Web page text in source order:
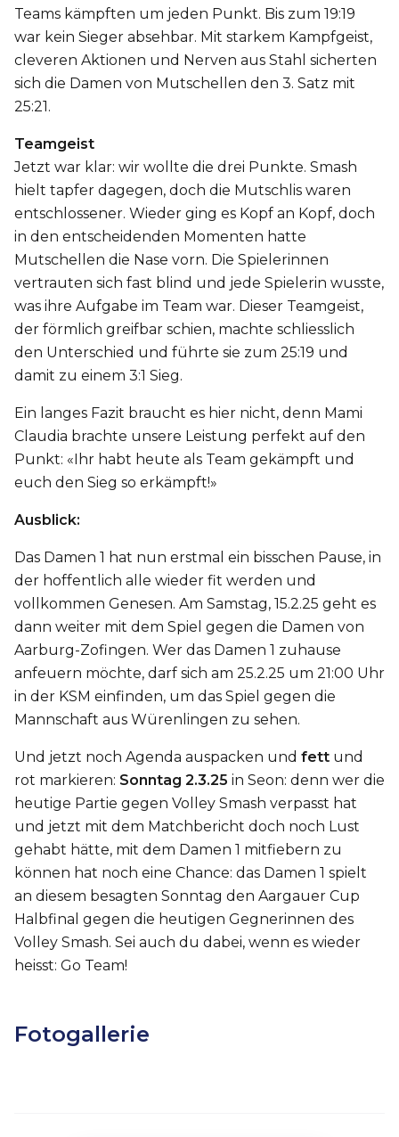
Teams kämpften um jeden Punkt. Bis zum 19:19
war kein Sieger absehbar. Mit starkem Kampfgeist,
cleveren Aktionen und Nerven aus Stahl sicherten
sich die Damen von Mutschellen den 3. Satz mit
25:21.
Teamgeist
Jetzt war klar: wir wollte die drei Punkte. Smash
hielt tapfer dagegen, doch die Mutschlis waren
entschlossener. Wieder ging es Kopf an Kopf, doch
in den entscheidenden Momenten hatte
Mutschellen die Nase vorn. Die Spielerinnen
vertrauten sich fast blind und jede Spielerin wusste,
was ihre Aufgabe im Team war. Dieser Teamgeist,
der förmlich greifbar schien, machte schliesslich
den Unterschied und führte sie zum 25:19 und
damit zu einem 3:1 Sieg.
Ein langes Fazit braucht es hier nicht, denn Mami
Claudia brachte unsere Leistung perfekt auf den
Punkt: «Ihr habt heute als Team gekämpft und
euch den Sieg so erkämpft!»
Ausblick:
Das Damen 1 hat nun erstmal ein bisschen Pause, in
der hoffentlich alle wieder fit werden und
vollkommen Genesen. Am Samstag, 15.2.25 geht es
dann weiter mit dem Spiel gegen die Damen von
Aarburg-Zofingen. Wer das Damen 1 zuhause
anfeuern möchte, darf sich am 25.2.25 um 21:00 Uhr
in der KSM einfinden, um das Spiel gegen die
Mannschaft aus Würenlingen zu sehen.
Und jetzt noch Agenda auspacken und fett und
rot markieren: Sonntag 2.3.25 in Seon: denn wer die
heutige Partie gegen Volley Smash verpasst hat
und jetzt mit dem Matchbericht doch noch Lust
gehabt hätte, mit dem Damen 1 mitfiebern zu
können hat noch eine Chance: das Damen 1 spielt
an diesem besagten Sonntag den Aargauer Cup
Halbfinal gegen die heutigen Gegnerinnen des
Volley Smash. Sei auch du dabei, wenn es wieder
heisst: Go Team!
Fotogallerie